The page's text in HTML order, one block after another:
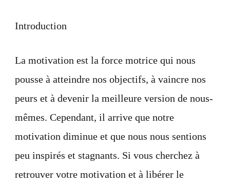
Introduction
La motivation est la force motrice qui nous
pousse à atteindre nos objectifs, à vaincre nos
peurs et à devenir la meilleure version de nous-
mêmes. Cependant, il arrive que notre
motivation diminue et que nous nous sentions
peu inspirés et stagnants. Si vous cherchez à
retrouver votre motivation et à libérer le